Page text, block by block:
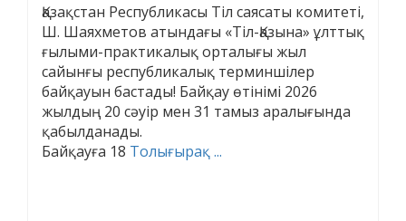
Қазақстан Республикасы Тіл саясаты комитеті,
Ш. Шаяхметов атындағы «Тіл-Қазына» ұлттық
ғылыми-практикалық орталығы жыл
сайынғы республикалық терминшілер
байқауын бастады! Байқау өтінімі 2026
жылдың 20 сәуір мен 31 тамыз аралығында
қабылданады.
Байқауға 18 Толығырақ ...